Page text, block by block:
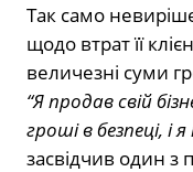
Так само
щодо втрат її
величезні суми
“Я продав свій
гроші в безпеці, і
засвідчив один з